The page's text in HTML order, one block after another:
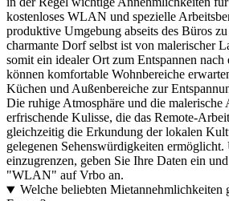
kostenloses WLAN und spezielle
produktive Umgebung abseits des Büros
charmante Dorf selbst ist von malerischer
somit ein idealer Ort zum Entspannen nach
können komfortable Wohnbereiche
Küchen und Außenbereiche zur
Die ruhige Atmosphäre und die malerische
erfrischende Kulisse, die das Remote-
gleichzeitig die Erkundung der lokalen
gelegenen Sehenswürdigkeiten
einzugrenzen, geben Sie Ihre Daten ein
"WLAN" auf Vrbo an.
Welche beliebten Mietannehmlichkeiten